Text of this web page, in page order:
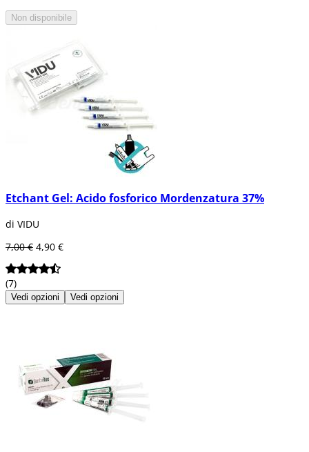
Non disponibile
Etchant Gel: Acido fosforico Mordenzatura 37%
di VIDU
7,00 € 4,90 €
(7)
Vedi opzioni Vedi opzioni